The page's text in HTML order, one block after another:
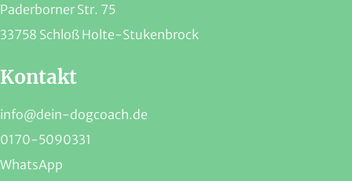
Paderborner Str. 75
33758 Schloß Holte-Stukenbrock
Kontakt
info@dein-dogcoach.de
0170-5090331
WhatsApp